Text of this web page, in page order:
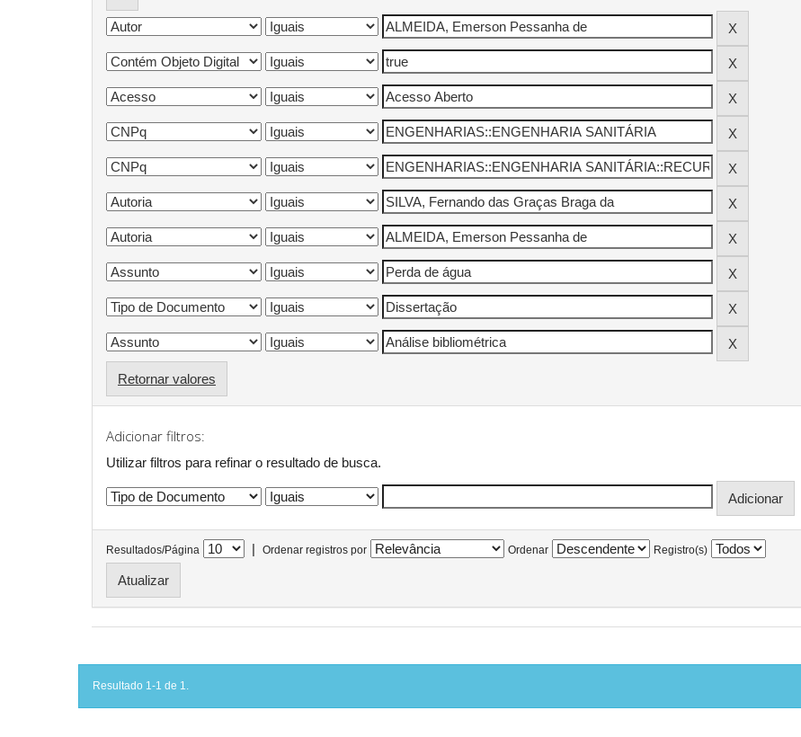
Retornar valores
Adicionar filtros:
Utilizar filtros para refinar o resultado de busca.
Resultados/Página | Ordenar registros por Ordenar Registro(s)
Resultado 1-1 de 1.